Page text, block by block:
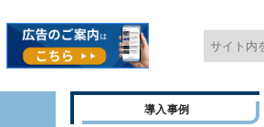
導入事例